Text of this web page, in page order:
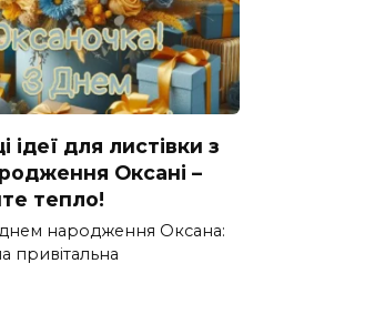
ідеї для листівки з
Оксані –
тепло!
днем народження Оксана:
привітальна